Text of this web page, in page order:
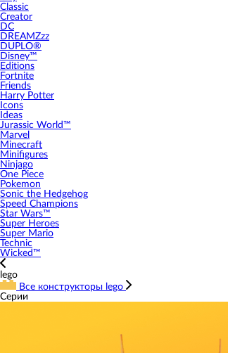
Classic
Creator
DC
DREAMZzz
DUPLO®
Disney™
Editions
Fortnite
Friends
Harry Potter
Icons
Ideas
Jurassic World™
Marvel
Minecraft
Minifigures
Ninjago
One Piece
Pokemon
Sonic the Hedgehog
Speed Champions
Star Wars™
Super Heroes
Super Mario
Technic
Wicked™
lego
Все конструкторы lego
Серии